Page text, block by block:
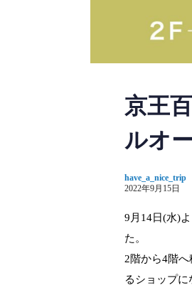
京王
ルオ
have_a_nice_trip
2022年9月15日
9月14日(水)
た。
2階から4階
るショップに